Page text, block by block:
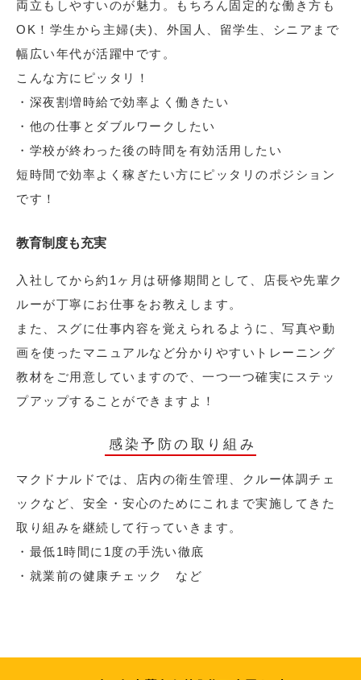
両立もしやすいのが魅力。もちろん固定的な働き方も
OK！学生から主婦(夫)、外国人、留学生、シニアまで
幅広い年代が活躍中です。
こんな方にピッタリ！
・深夜割増時給で効率よく働きたい
・他の仕事とダブルワークしたい
・学校が終わった後の時間を有効活用したい
短時間で効率よく稼ぎたい方にピッタリのポジション
です！
教育制度も充実
入社してから約1ヶ月は研修期間として、店長や先輩ク
ルーが丁寧にお仕事をお教えします。
また、スグに仕事内容を覚えられるように、写真や動
画を使ったマニュアルなど分かりやすいトレーニング
教材をご用意していますので、一つ一つ確実にステッ
プアップすることができますよ！
感染予防の取り組み
マクドナルドでは、店内の衛生管理、クルー体調チェ
ックなど、安全・安心のためにこれまで実施してきた
取り組みを継続して行っていきます。
・最低1時間に1度の手洗い徹底
・就業前の健康チェック など